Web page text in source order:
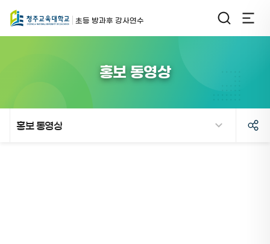
초등 방과후 강사연수
홍보 동영상
홍보 동영상